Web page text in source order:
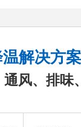
解决方
风、排味